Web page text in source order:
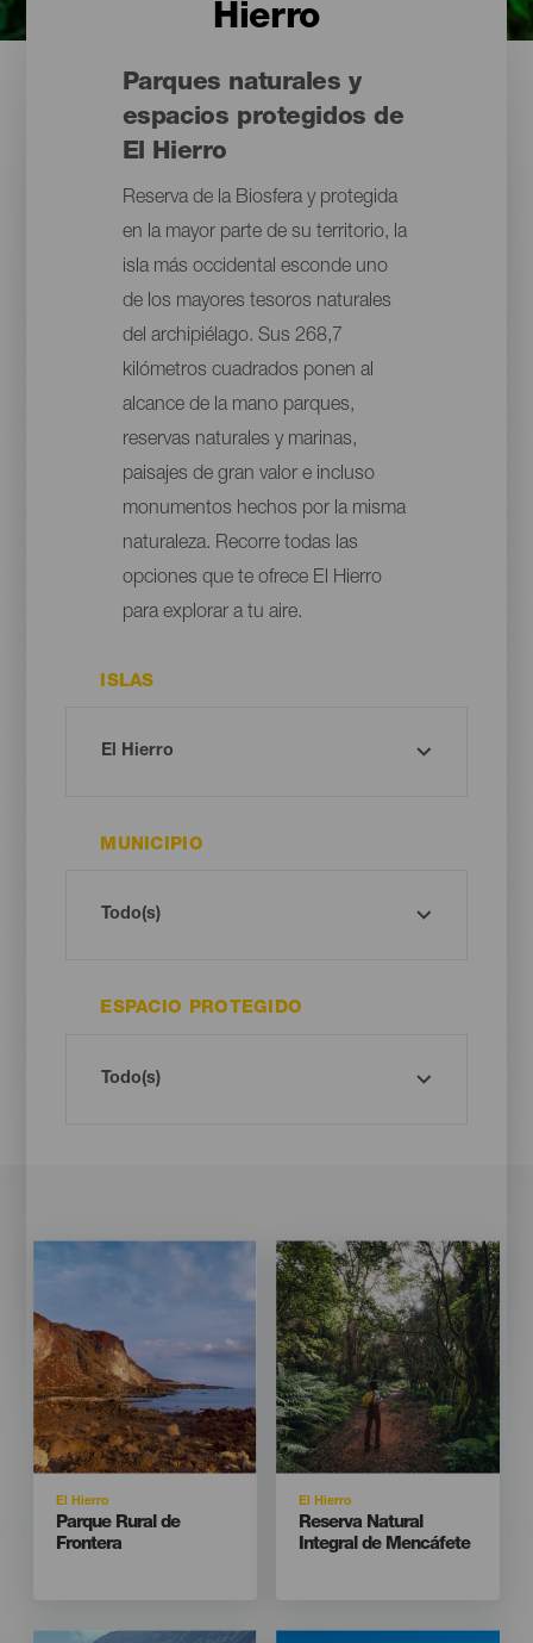
Hierro
Parques naturales y
espacios protegidos de
El Hierro
Reserva de la Biosfera y protegida
en la mayor parte de su territorio, la
isla más occidental esconde uno
de los mayores tesoros naturales
del archipiélago. Sus 268,7
kilómetros cuadrados ponen al
alcance de la mano parques,
reservas naturales y marinas,
paisajes de gran valor e incluso
monumentos hechos por la misma
naturaleza. Recorre todas las
opciones que te ofrece El Hierro
para explorar a tu aire.
ISLAS
MUNICIPIO
ESPACIO PROTEGIDO
Imagen
Listado
Imagen
Isla
El Hierro
Titular
Parque Rural de
Frontera
Imagen
Listado
Imagen
Isla
El Hierro
Titular
Reserva Natural
Integral de Mencáfete